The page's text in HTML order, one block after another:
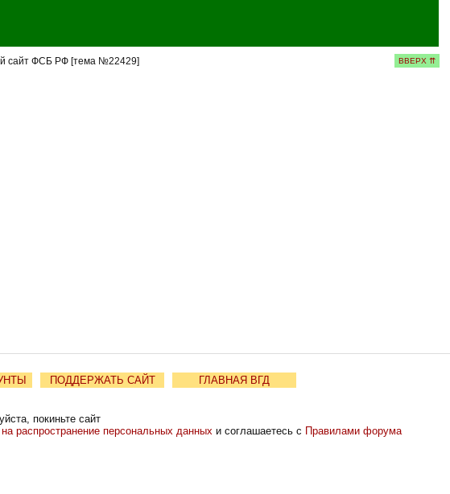
сайт ФСБ РФ [тема №22429] ВВЕРХ ⇈
ПОДДЕРЖАТЬ САЙТ
ГЛАВНАЯ ВГД
покиньте сайт
распространение персональных данных и соглашаетесь с Правилами форума